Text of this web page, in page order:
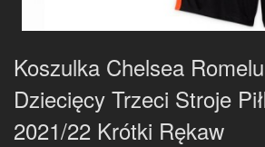
Koszulka Chelsea
Dziecięcy Trzeci Stroje
2021/22 Krótki Rękaw